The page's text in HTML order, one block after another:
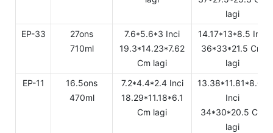
lagi
EP-33
27ons
710ml
7.6*5.6*3 Inci
19.3*14.23*7.62
Cm lagi
14.17*13*8.5 Inci
36*33*21.5 Cm
lagi
EP-11
16.5ons
470ml
7.2*4.4*2.4 Inci
18.29*11.18*6.1
Cm lagi
13.38*11.81*8.07
Inci
34*30*20.5 Cm
lagi